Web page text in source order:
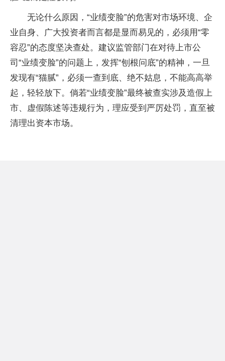
无论什么原因，“业绩变脸”的危害对市场环境、企
业自身、广大投资者而言都是显而易见的，必须用“零
容忍”的态度坚决查处。建议监管部门在对待上市公
司“业绩变脸”的问题上，发挥“刨根问底”的精神，一旦
发现有“猫腻”，必须一查到底、绝不姑息，不能高高举
起，轻轻放下。倘若“业绩变脸”最终被查实涉及造假上
市、虚假陈述等违规行为，理应受到严厉处罚，直至被
清理出资本市场。